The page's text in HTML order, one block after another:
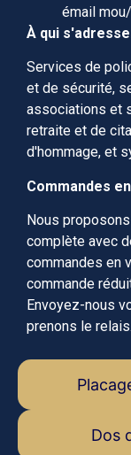
Dos
émail
À qui
Services de
et de sécurité,
associations et
retraite et de
d'hommage, et
Commandes
Nous
complète avec
commandes en
commande
Envoyez-nous
prenons le relais.